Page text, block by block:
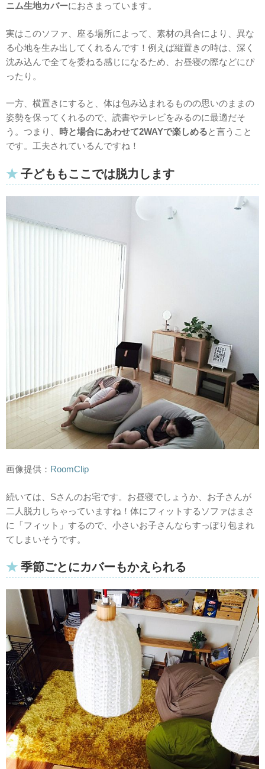
ニム生地カバーにおさまっています。
実はこのソファ、座る場所によって、素材の具合により、異な
る心地を生み出してくれるんです！例えば縦置きの時は、深く
沈み込んで全てを委ねる感じになるため、お昼寝の際などにぴ
ったり。
一方、横置きにすると、体は包み込まれるものの思いのままの
姿勢を保ってくれるので、読書やテレビをみるのに最適だそ
う。つまり、 時と場合にあわせて2WAYで楽しめると言うこと
です。工夫されているんですね！
子どももここでは脱力します
画像提供： RoomClip
続いては、Sさんのお宅です。お昼寝でしょうか、お子さんが
二人脱力しちゃっていますね！体にフィットするソファはまさ
に「フィット」するので、小さいお子さんならすっぽり包まれ
てしまいそうです。
季節ごとにカバーもかえられる